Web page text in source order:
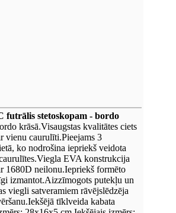
futrālis stetoskopam - bordo
krāsā.Visaugstas kvalitātes ciets
vienu caurulīti.Pieejams 3
ko nodrošina iepriekš veidota
EVA konstrukcija
1680D neilonu.Iepriekš formēto
izmantot.Aizzīmogots putekļu un
viegli satveramiem rāvējslēdzēja
tīklveida kabata